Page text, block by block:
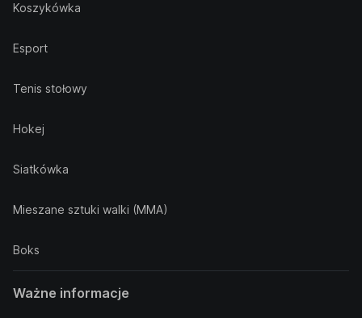
Koszykówka
Esport
Tenis stołowy
Hokej
Siatkówka
Mieszane sztuki walki (MMA)
Boks
Ważne informacje